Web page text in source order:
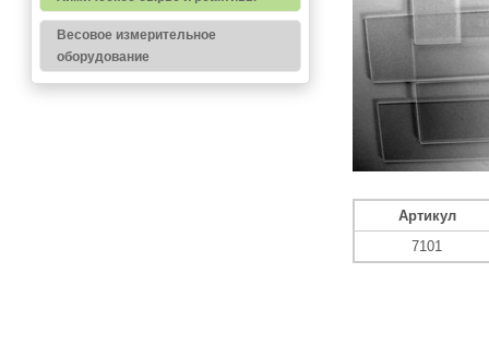
Артикул
7101
Весовое измерительное
оборудование